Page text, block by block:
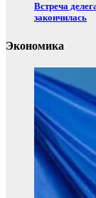
Встреча
закончилась
Экономика